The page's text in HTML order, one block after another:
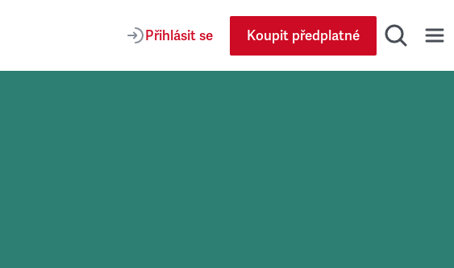
Přihlásit se Koupit předplatné